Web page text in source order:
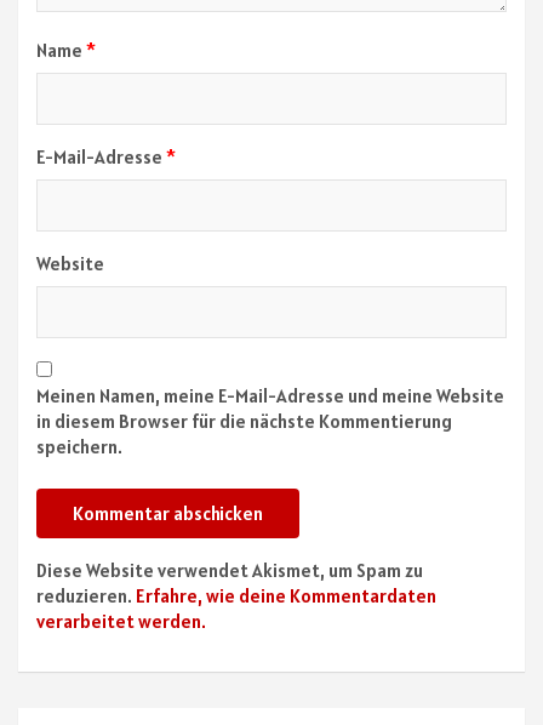
Name *
E-Mail-Adresse *
Website
Meinen Namen, meine E-Mail-Adresse und meine Website
in diesem Browser für die nächste Kommentierung
speichern.
Diese Website verwendet Akismet, um Spam zu
reduzieren. Erfahre, wie deine Kommentardaten
verarbeitet werden.